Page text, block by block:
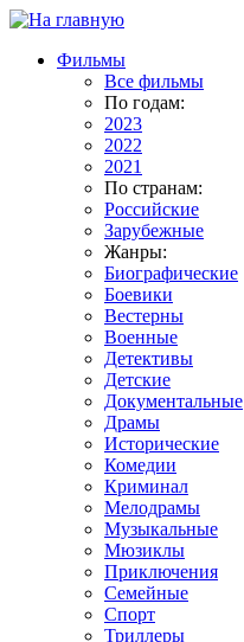
Фильмы
Все фильмы
По годам:
2023
2022
2021
По странам:
Российские
Зарубежные
Жанры:
Биографические
Боевики
Вестерны
Военные
Детективы
Детские
Документальные
Драмы
Исторические
Комедии
Криминал
Мелодрамы
Музыкальные
Мюзиклы
Приключения
Семейные
Спорт
Триллеры